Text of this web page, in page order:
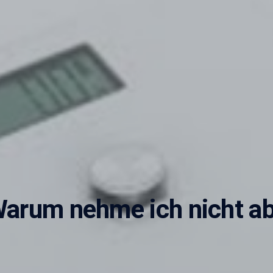
nehme ich nicht